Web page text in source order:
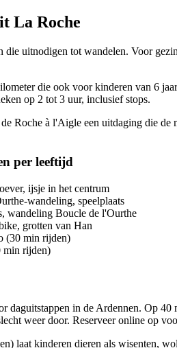
La Roche
uitnodigen tot wandelen. Voor
die ook voor kinderen van 6
op 2 tot 3 uur, inclusief stops.
Roche à l'Aigle een uitdaging die
per leeftijd
ijsje in het centrum
wandeling, speelplaats
wandeling Boucle de l'Ourthe
grotten van Han
(30 min rijden)
min rijden)
daguitstappen in de Ardennen. Op
weer door. Reserveer online op
laat kinderen dieren als wisenten,